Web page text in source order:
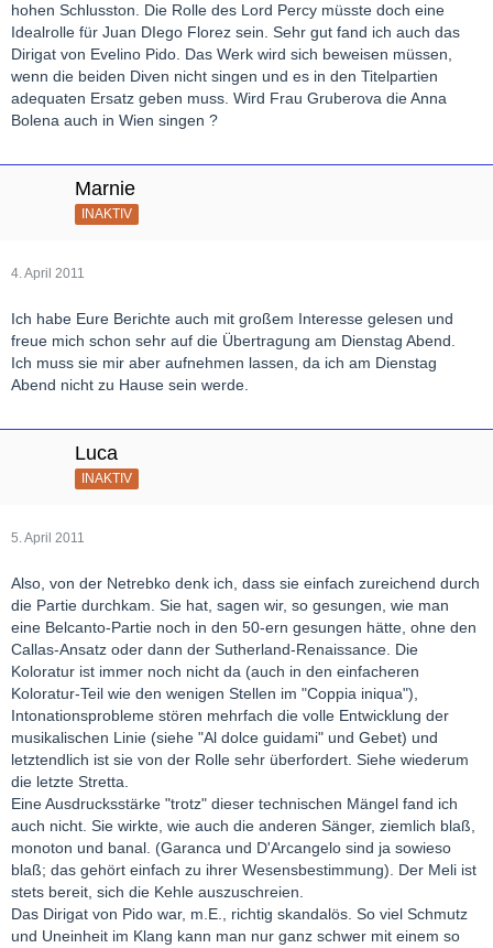
hohen Schlusston. Die Rolle des Lord Percy müsste doch eine
Idealrolle für Juan DIego Florez sein. Sehr gut fand ich auch das
Dirigat von Evelino Pido. Das Werk wird sich beweisen müssen,
wenn die beiden Diven nicht singen und es in den Titelpartien
adequaten Ersatz geben muss. Wird Frau Gruberova die Anna
Bolena auch in Wien singen ?
Marnie
INAKTIV
4. April 2011
Ich habe Eure Berichte auch mit großem Interesse gelesen und
freue mich schon sehr auf die Übertragung am Dienstag Abend.
Ich muss sie mir aber aufnehmen lassen, da ich am Dienstag
Abend nicht zu Hause sein werde.
Luca
INAKTIV
5. April 2011
Also, von der Netrebko denk ich, dass sie einfach zureichend durch
die Partie durchkam. Sie hat, sagen wir, so gesungen, wie man
eine Belcanto-Partie noch in den 50-ern gesungen hätte, ohne den
Callas-Ansatz oder dann der Sutherland-Renaissance. Die
Koloratur ist immer noch nicht da (auch in den einfacheren
Koloratur-Teil wie den wenigen Stellen im "Coppia iniqua"),
Intonationsprobleme stören mehrfach die volle Entwicklung der
musikalischen Linie (siehe "Al dolce guidami" und Gebet) und
letztendlich ist sie von der Rolle sehr überfordert. Siehe wiederum
die letzte Stretta.
Eine Ausdrucksstärke "trotz" dieser technischen Mängel fand ich
auch nicht. Sie wirkte, wie auch die anderen Sänger, ziemlich blaß,
monoton und banal. (Garanca und D'Arcangelo sind ja sowieso
blaß; das gehört einfach zu ihrer Wesensbestimmung). Der Meli ist
stets bereit, sich die Kehle auszuschreien.
Das Dirigat von Pido war, m.E., richtig skandalös. So viel Schmutz
und Uneinheit im Klang kann man nur ganz schwer mit einem so